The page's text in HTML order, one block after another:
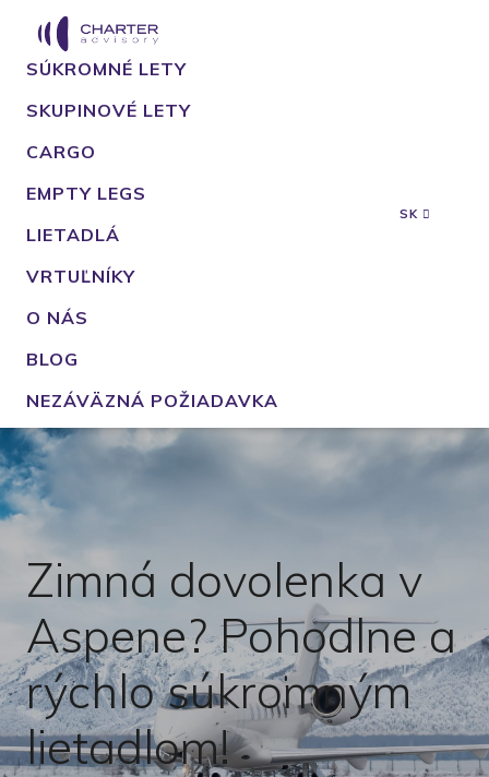
SÚKROMNÉ LETY
SKUPINOVÉ LETY
CARGO
EMPTY LEGS
LIETADLÁ
VRTUĽNÍKY
O NÁS
BLOG
NEZÁVÄZNÁ POŽIADAVKA
SK
Zimná dovolenka v
Aspene? Pohodlne a
rýchlo súkromným
lietadlom!